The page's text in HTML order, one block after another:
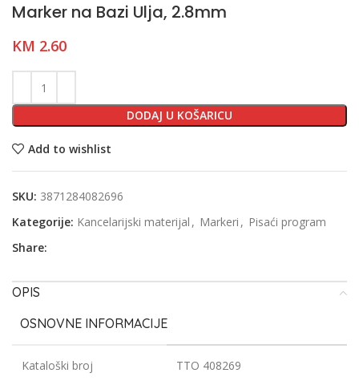
Marker na Bazi Ulja, 2.8mm
KM 2.60
DODAJ U KOŠARICU
Add to wishlist
SKU: 3871284082696
Kategorije: Kancelarijski materijal , Markeri , Pisaći program
Share:
OPIS
OSNOVNE INFORMACIJE
Kataloški broj TTO 408269